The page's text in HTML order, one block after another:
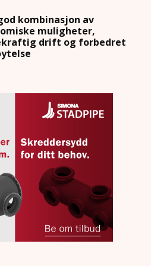
kombinasjon av
muligheter,
drift og forbedret